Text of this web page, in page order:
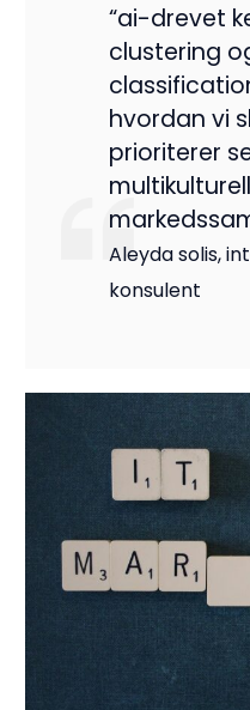
“ai-drevet
clustering
hvordan vi
prioriterer
Aleyda solis,
konsulent